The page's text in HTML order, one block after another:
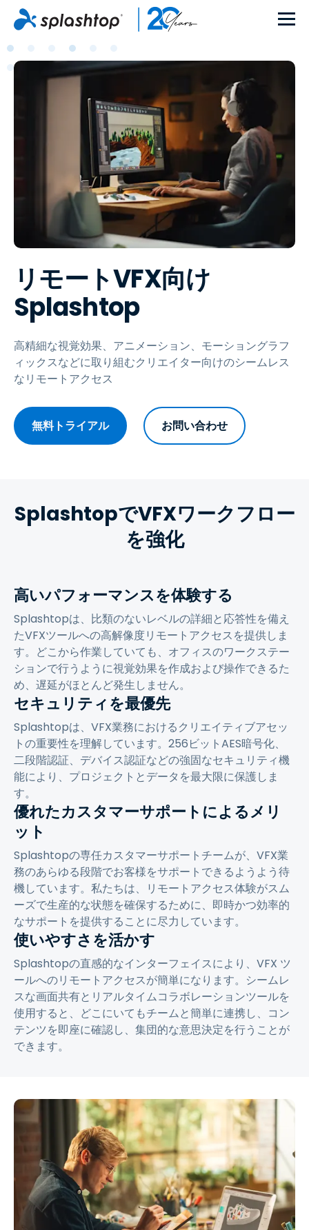
リモートVFX向け
Splashtop
高精細な視覚効果、アニメーション、モーショングラフ
ィックスなどに取り組むクリエイター向けのシームレス
なリモートアクセス
無料トライアル お問い合わせ
SplashtopでVFXワークフロー
を強化
高いパフォーマンスを体験する
Splashtopは、比類のないレベルの詳細と応答性を備え
たVFXツールへの高解像度リモートアクセスを提供しま
す。どこから作業していても、オフィスのワークステー
ションで行うように視覚効果を作成および操作できるた
め、遅延がほとんど発生しません。
セキュリティを最優先
Splashtopは、VFX業務におけるクリエイティブアセッ
トの重要性を理解しています。256ビットAES暗号化、
二段階認証、デバイス認証などの強固なセキュリティ機
能により、プロジェクトとデータを最大限に保護しま
す。
優れたカスタマーサポートによるメリ
ット
Splashtopの専任カスタマーサポートチームが、VFX業
務のあらゆる段階でお客様をサポートできるようよう待
機しています。私たちは、リモートアクセス体験がスム
ーズで生産的な状態を確保するために、即時かつ効率的
なサポートを提供することに尽力しています。
使いやすさを活かす
Splashtopの直感的なインターフェイスにより、VFX ツ
ールへのリモートアクセスが簡単になります。シームレ
スな画面共有とリアルタイムコラボレーションツールを
使用すると、どこにいてもチームと簡単に連携し、コン
テンツを即座に確認し、集団的な意思決定を行うことが
できます。